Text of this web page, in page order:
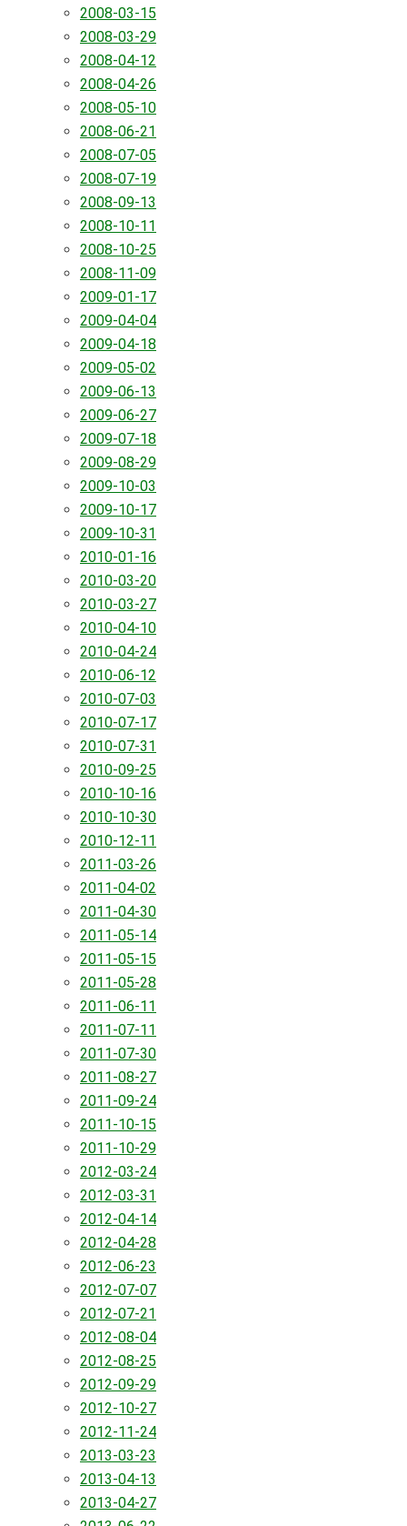
2008-03-15
2008-03-29
2008-04-12
2008-04-26
2008-05-10
2008-06-21
2008-07-05
2008-07-19
2008-09-13
2008-10-11
2008-10-25
2008-11-09
2009-01-17
2009-04-04
2009-04-18
2009-05-02
2009-06-13
2009-06-27
2009-07-18
2009-08-29
2009-10-03
2009-10-17
2009-10-31
2010-01-16
2010-03-20
2010-03-27
2010-04-10
2010-04-24
2010-06-12
2010-07-03
2010-07-17
2010-07-31
2010-09-25
2010-10-16
2010-10-30
2010-12-11
2011-03-26
2011-04-02
2011-04-30
2011-05-14
2011-05-15
2011-05-28
2011-06-11
2011-07-11
2011-07-30
2011-08-27
2011-09-24
2011-10-15
2011-10-29
2012-03-24
2012-03-31
2012-04-14
2012-04-28
2012-06-23
2012-07-07
2012-07-21
2012-08-04
2012-08-25
2012-09-29
2012-10-27
2012-11-24
2013-03-23
2013-04-13
2013-04-27